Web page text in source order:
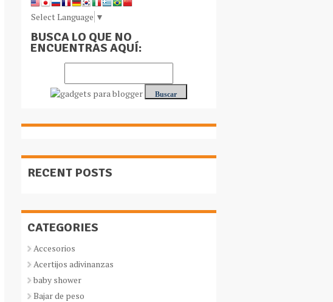
Select Language ▼
BUSCA LO QUE NO
ENCUENTRAS AQUÍ:
RECENT POSTS
CATEGORIES
Accesorios
Acertijos adivinanzas
baby shower
Bajar de peso